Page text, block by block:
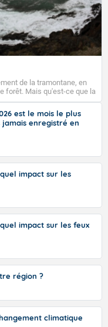
de la tramontane, en
forêt. Mais qu'est-ce que la
? La tramontane est un
à nord, ou ouest à nord-
la vallée de l’Aude et à
du latin trasmontanus,
régions montagneuses
est le mois le plus
jamais enregistré en
impact sur les
impact sur les feux
région ?
climatique